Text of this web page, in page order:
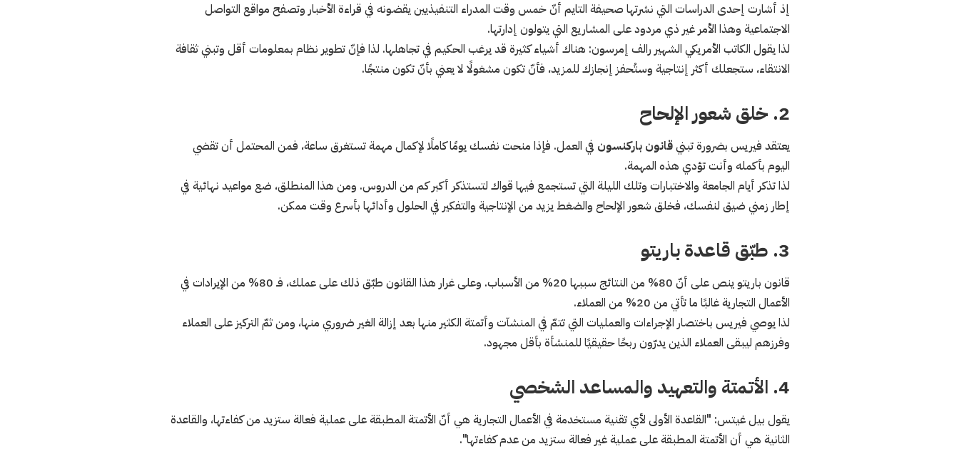
إذ أشارت إحدى الدراسات التي نشرتها صحيفة التايم أنّ خمس وقت المدراء التنفيذيين يقضونه في قراءة الأخبار وتصفح مواقع التواصل
الاجتماعية وهذا الأمر غير ذي مردود على المشاريع التي يتولون إدارتها.
لذا يقول الكاتب الأمريكي الشهير رالف إمرسون: هناك أشياء كثيرة قد يرغب الحكيم في تجاهلها. لذا فإنّ تطوير نظام بمعلومات أقل وتبني ثقافة
الانتقاء، ستجعلك أكثر إنتاجية وستُحفز إنجازك للمزيد، فأنّ تكون مشغولًا لا يعني بأنّ تكون منتجًا.
2. خلق شعور الإلحاح
يعتقد فيريس بضرورة تبنيقانون باركنسون في العمل. فإذا منحت نفسك يومًا كاملًا لإكمال مهمة تستغرق ساعة، فمن المحتمل أن تقضي
اليوم بأكمله وأنت تؤدي هذه المهمة.
لذا تذكر أيام الجامعة والاختبارات وتلك الليلة التي تستجمع فيها قواك لتستذكر أكبر كم من الدروس. ومن هذا المنطلق، ضع مواعيد نهائية في
إطار زمني ضيق لنفسك، فخلق شعور الإلحاح والضغط يزيد من الإنتاجية والتفكير في الحلول وأدائها بأسرع وقت ممكن.
3. طبّق قاعدة باريتو
قانون باريتو ينص على أنّ 80% من النتائج سببها 20% من الأسباب. وعلى غرار هذا القانون طبّق ذلك على عملك، فـ 80% من الإيرادات في
الأعمال التجارية غالبًا ما تأتي من 20% من العملاء.
لذا يوصي فيريس باختصار الإجراءات والعمليات التي تتمّ في المنشآت وأتمتة الكثير منها بعد إزالة الغير ضروري منها، ومن ثمّ التركيز على العملاء
وفرزهم ليبقى العملاء الذين يدرّون ربحًا حقيقيًا للمنشأة بأقل مجهود.
4. الأتمتة والتعهيد والمساعد الشخصي
يقول بيل غيتس: "القاعدة الأولى لأي تقنية مستخدمة في الأعمال التجارية هي أنّ الأتمتة المطبقة على عملية فعالة ستزيد من كفاءتها، والقاعدة
الثانية هي أن الأتمتة المطبقة على عملية غير فعالة ستزيد من عدم كفاءتها".